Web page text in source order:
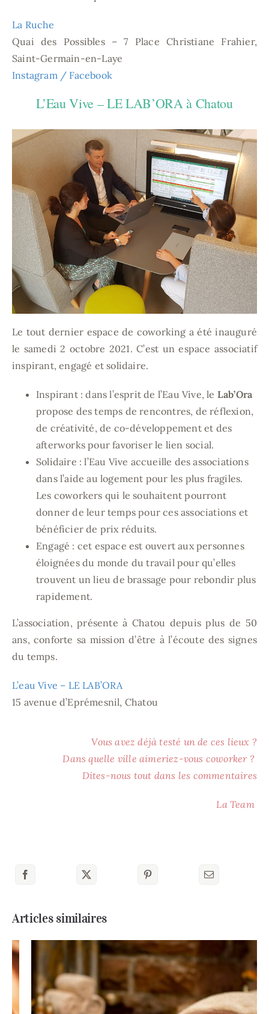
La Ruche
Quai des Possibles – 7 Place Christiane Frahier,
Saint-Germain-en-Laye
Instagram / Facebook
L’Eau Vive – LE LAB’ORA à Chatou
Le tout dernier espace de coworking a été inauguré
le samedi 2 octobre 2021. C’est un espace associatif
inspirant, engagé et solidaire.
Inspirant : dans l’esprit de l’Eau Vive, le Lab’Ora
propose des temps de rencontres, de réflexion,
de créativité, de co-développement et des
afterworks pour favoriser le lien social.
Solidaire : l’Eau Vive accueille des associations
dans l’aide au logement pour les plus fragiles.
Les coworkers qui le souhaitent pourront
donner de leur temps pour ces associations et
bénéficier de prix réduits.
Engagé : cet espace est ouvert aux personnes
éloignées du monde du travail pour qu’elles
trouvent un lieu de brassage pour rebondir plus
rapidement.
L’association, présente à Chatou depuis plus de 50
ans, conforte sa mission d’être à l’écoute des signes
du temps.
L’eau Vive – LE LAB’ORA
15 avenue d’Eprémesnil, Chatou
Vous avez déjà testé un de ces lieux ?
Dans quelle ville aimeriez-vous coworker ?
Dites-nous tout dans les commentaires
La Team
Articles similaires